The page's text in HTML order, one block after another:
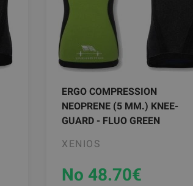
ERGO COMPRESSION
NEOPRENE (5 MM.) KNEE-
GUARD - FLUO GREEN
XENIOS
No 48.70€